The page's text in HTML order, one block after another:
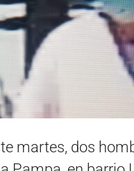
martes, dos